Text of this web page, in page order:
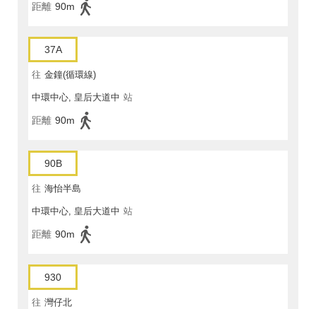
距離 90m
37A
往 金鐘(循環線)
中環中心, 皇后大道中 站
距離 90m
90B
往 海怡半島
中環中心, 皇后大道中 站
距離 90m
930
往 灣仔北